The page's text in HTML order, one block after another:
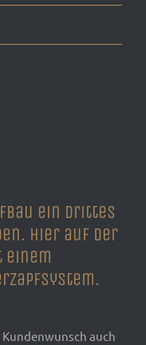
ein drittes
Hier auf der
einem
auch